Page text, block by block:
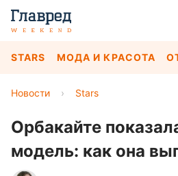
STARS МОДА И КРАСОТА
Новости › Stars
Орбакайте
модель: как она